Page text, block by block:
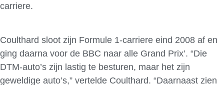
carriere.
Coulthard sloot zijn Formule 1-carriere eind 2008 af en
ging daarna voor de BBC naar alle Grand Prix’. “Die
DTM-auto’s zijn lastig te besturen, maar het zijn
geweldige auto’s,” vertelde Coulthard. “Daarnaast zien